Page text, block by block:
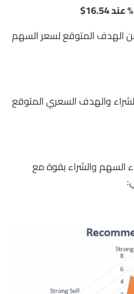
الهدف المتوقع لسعر السهم
والهدف السعري المتوقع
السهم والشراء بقوة مع